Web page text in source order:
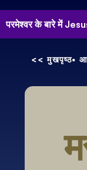
परमेश्वर के बारे में
<< मुखपृष्ठ•